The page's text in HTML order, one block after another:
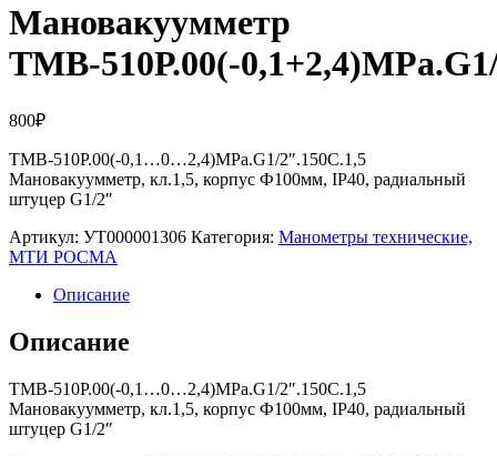
Мановакуумметр
ТМВ-510Р.00(-
800₽
ТМВ-510Р.00(-0,1…0…2,4)МРа.G1/2″.150С.1,5
Мановакуумметр, кл.1,5, корпус Ф100мм, IP40, радиальный
штуцер G1/2″
Артикул: УТ000001306 Категория: Манометры технические,
МТИ РОСМА
Описание
Описание
ТМВ-510Р.00(-0,1…0…2,4)МРа.G1/2″.150С.1,5
Мановакуумметр, кл.1,5, корпус Ф100мм, IP40, радиальный
штуцер G1/2″